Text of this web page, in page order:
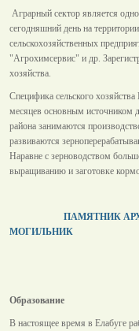
Аграрный сектор является
сегодняшний день на
сельскохозяйственных
"Агрохимсервис" и др.
хозяйства.
Специфика сельского
месяцев основным источником
района занимаются
развиваются
Наравне с зерноводством
выращиванию и заготовке
ПАМЯТНИК
МОГИЛЬНИК
Образование
В настоящее время в Елабуге